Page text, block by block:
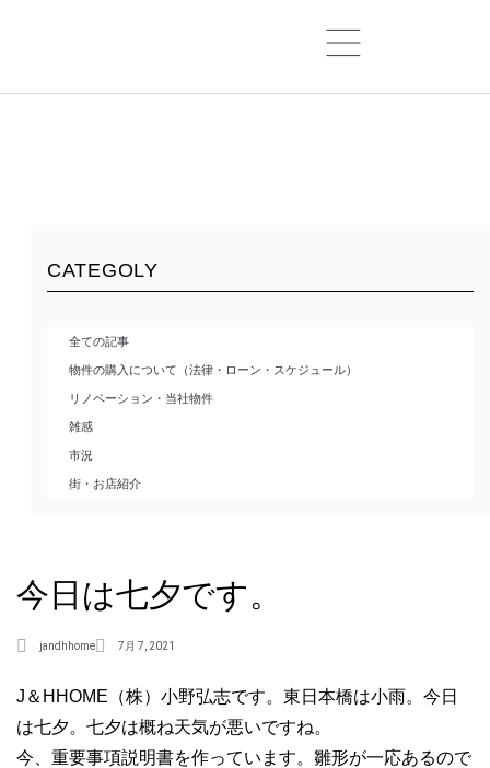
今日は七夕です。
jandhhome 7月 7, 2021
J＆HHOME（株）小野弘志です。東日本橋は小雨。今日
は七夕。七夕は概ね天気が悪いですね。
今、重要事項説明書を作っています。雛形が一応あるので
CATEGOLY
全ての記事
物件の購入について（法律・ローン・スケジュール）
リノベーション・当社物件
雑感
市況
街・お店紹介